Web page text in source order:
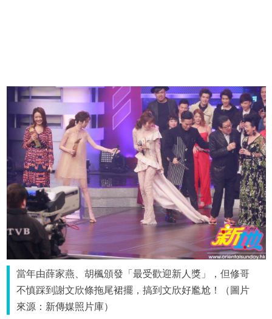
當年由薛家燕、胡楓頒發「最受歡迎新人獎」，但修哥
不慎踩到謝文欣條拖尾裙擺，搞到文欣好尷尬！（圖片
來源：新傳媒照片庫）